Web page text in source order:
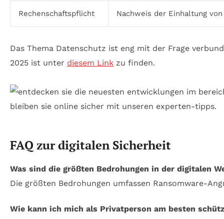
Rechenschaftspflicht Nachweis der Einhaltung
Das Thema Datenschutz ist eng mit der Frage
2025 ist unter diesem Link zu finden.
FAQ zur digitalen Sicherheit
Was sind die größten Bedrohungen in der digitalen
Die größten Bedrohungen umfassen Ransomware-
Wie kann ich mich als Privatperson am besten